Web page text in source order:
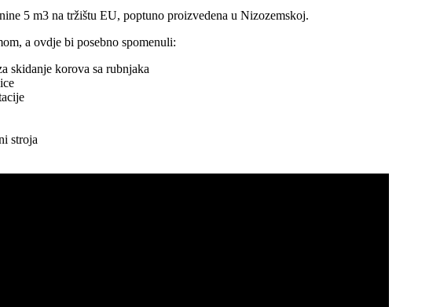
5 m3 na tržištu EU, poptuno proizvedena u Nizozemskoj.
a ovdje bi posebno spomenuli:
skidanje korova sa rubnjaka
stroja